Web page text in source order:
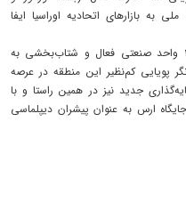
به بازارهای اتحادیه اوراسیا ایفا
بر اساس آخرین آمارهای موجود، راهبری ۲۳۸ واحد صنعتی فعال و شتاب‌بخشی به
نشانگر پویایی کم‌نظیر این منطقه در عرصه
جدید نیز در همین راستا و با
ارس به عنوان پیشران دیپلماسی